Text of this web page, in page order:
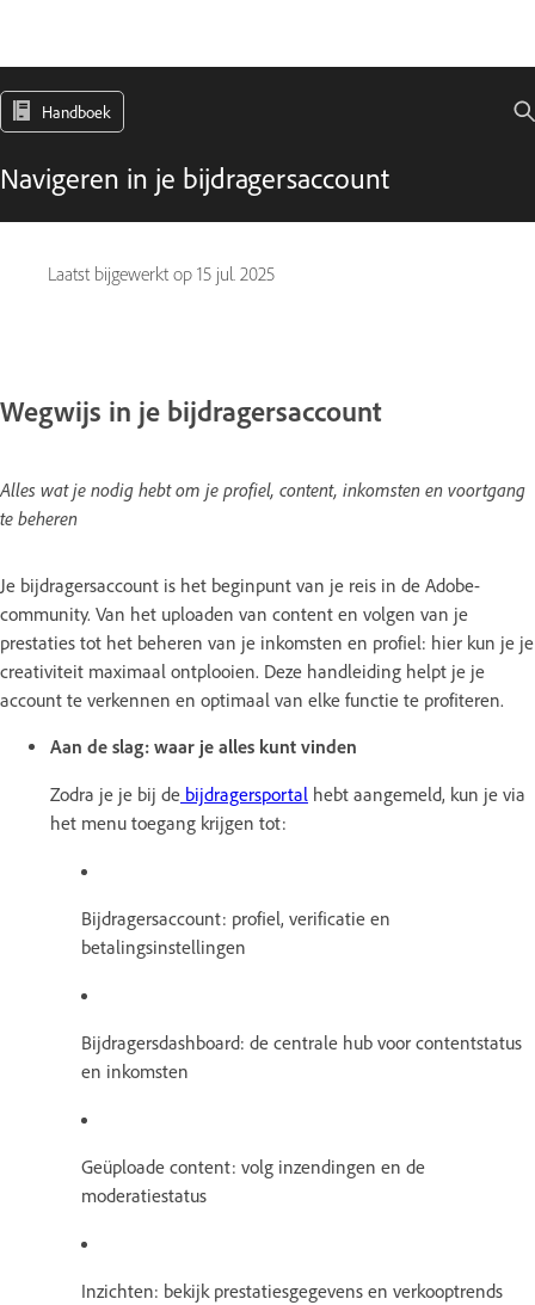
Handboek
Navigeren in je bijdragersaccount
Laatst bijgewerkt op 15 jul. 2025
Wegwijs in je bijdragersaccount
Alles wat je nodig hebt om je profiel, content, inkomsten en voortgang
te beheren
Je bijdragersaccount is het beginpunt van je reis in de Adobe-
community. Van het uploaden van content en volgen van je
prestaties tot het beheren van je inkomsten en profiel: hier kun je je
creativiteit maximaal ontplooien. Deze handleiding helpt je je
account te verkennen en optimaal van elke functie te profiteren.
Aan de slag: waar je alles kunt vinden
Zodra je je bij de bijdragersportal hebt aangemeld, kun je via
het menu toegang krijgen tot:
Bijdragersaccount: profiel, verificatie en
betalingsinstellingen
Bijdragersdashboard: de centrale hub voor contentstatus
en inkomsten
Geüploade content: volg inzendingen en de
moderatiestatus
Inzichten: bekijk prestatiesgegevens en verkooptrends